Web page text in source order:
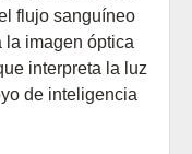
flujo sanguíneo
la imagen óptica
interpreta la luz
de inteligencia